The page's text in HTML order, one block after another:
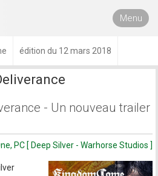
Menu
édition du 12 mars 2018
- Un nouveau trailer
PC [ Deep Silver - Warhorse Studios ]